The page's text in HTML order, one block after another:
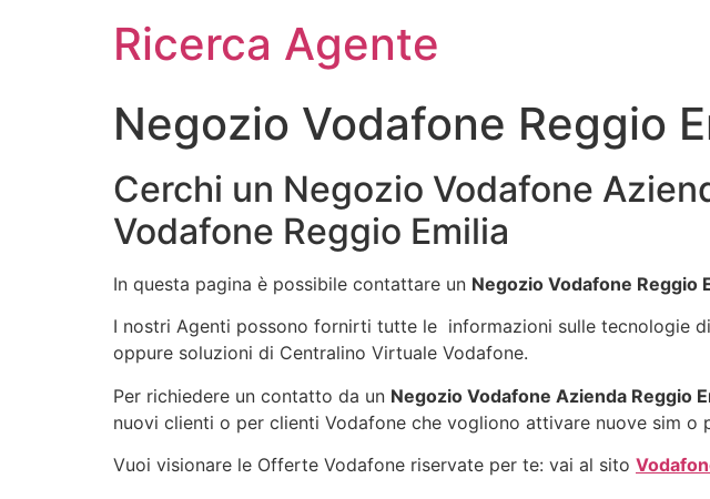
Ricerca Agente
Negozio Vodafone Reggio
Cerchi un Negozio Vodafone
Vodafone Reggio Emilia
In questa pagina è possibile contattare un Negozio Vodafone Reggio
I nostri Agenti possono fornirti tutte le informazioni sulle tecnologie
oppure soluzioni di Centralino Virtuale Vodafone.
Per richiedere un contatto da un Negozio Vodafone Azienda Reggio
nuovi clienti o per clienti Vodafone che vogliono attivare nuove sim o
Vuoi visionare le Offerte Vodafone riservate per te: vai al sito